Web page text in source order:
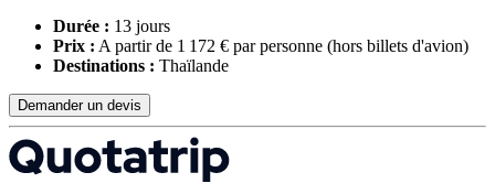
Durée : 13 jours
Prix : A partir de 1 172 € par personne (hors billets d'avion)
Destinations : Thaïlande
Demander un devis